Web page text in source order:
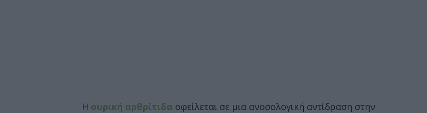
Η ουρική αρθρίτιδα οφείλεται σε μια ανοσολογική αντίδραση στην